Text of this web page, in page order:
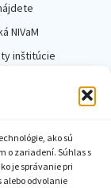
ako sú
o zariadení. Súhlas s
je správanie pri
alebo odvolanie
NIVaM
inštitúcie